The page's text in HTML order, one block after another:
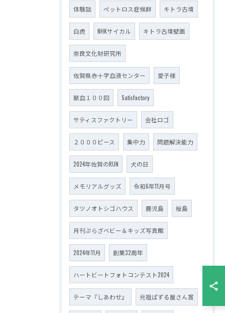
体験談 ペットロス症候群 キトラ古墳
白虎 NHKサイカル キトラ古墳壁画
奈良文化財研究所
佐賀県赤十字血液センター 愛子様
献血１００回 Satisfactory
サティスファクトリー 会社ロゴ
２０００ピース 集中力 問題解決能力
2024年佐賀のRUN 犬の日
メモリアルグッズ 令和6年11月号
タツノオトシゴハウス 鹿児島 桜島
月刊ぷらざベビー＆キッズ写真館
2024年11月 創業32周年
ハートビートフォトコンテスト2024
テーマ『しあわせ』 元祖ぱずる屋さん賞